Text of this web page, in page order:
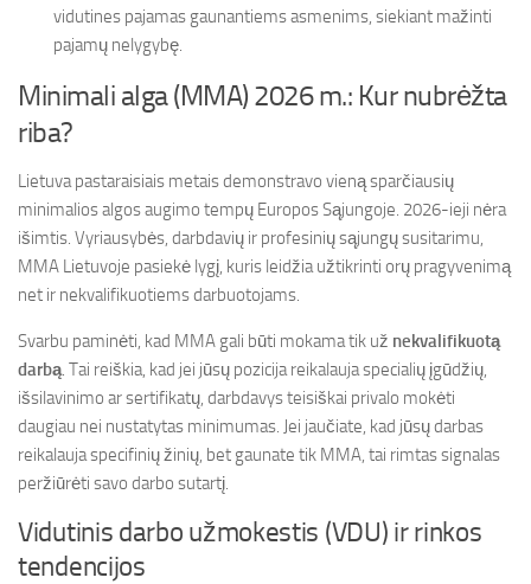
vidutines pajamas gaunantiems asmenims, siekiant mažinti
pajamų nelygybę.
Minimali alga (MMA) 2026 m.: Kur nubrėžta
riba?
Lietuva pastaraisiais metais demonstravo vieną sparčiausių
minimalios algos augimo tempų Europos Sąjungoje. 2026-ieji nėra
išimtis. Vyriausybės, darbdavių ir profesinių sąjungų susitarimu,
MMA Lietuvoje pasiekė lygį, kuris leidžia užtikrinti orų pragyvenimą
net ir nekvalifikuotiems darbuotojams.
Svarbu paminėti, kad MMA gali būti mokama tik už nekvalifikuotą
darbą. Tai reiškia, kad jei jūsų pozicija reikalauja specialių įgūdžių,
išsilavinimo ar sertifikatų, darbdavys teisiškai privalo mokėti
daugiau nei nustatytas minimumas. Jei jaučiate, kad jūsų darbas
reikalauja specifinių žinių, bet gaunate tik MMA, tai rimtas signalas
peržiūrėti savo darbo sutartį.
Vidutinis darbo užmokestis (VDU) ir rinkos
tendencijos